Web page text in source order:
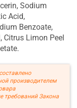
Sodium
Acid,
Benzoate,
Citrus Limon Peel
производителем
требований Закона